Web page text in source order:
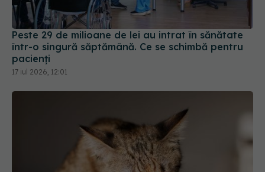
Peste 29 de milioane de lei au intrat în sănătate
într-o singură săptămână. Ce se schimbă pentru
pacienți
17 iul 2026, 12:01